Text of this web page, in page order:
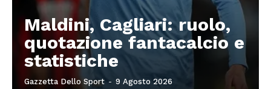
Maldini, Cagliari: ruolo,
quotazione fantacalcio e
statistiche
Gazzetta Dello Sport - 9 Agosto 2026